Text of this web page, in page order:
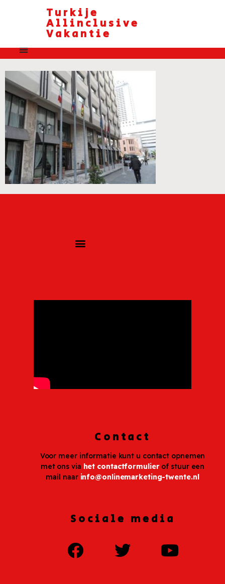
Turkije
Allinclusive
Vakantie
Contact
Voor meer informatie kunt u contact opnemen
met ons via het contactformulierof stuur een
mail naar info@onlinemarketing-twente.nl
Sociale media